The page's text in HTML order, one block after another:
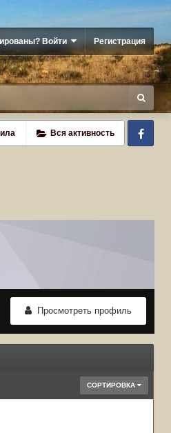
Войти Регистрация
Вся активность
Просмотреть профиль
СОРТИРОВКА